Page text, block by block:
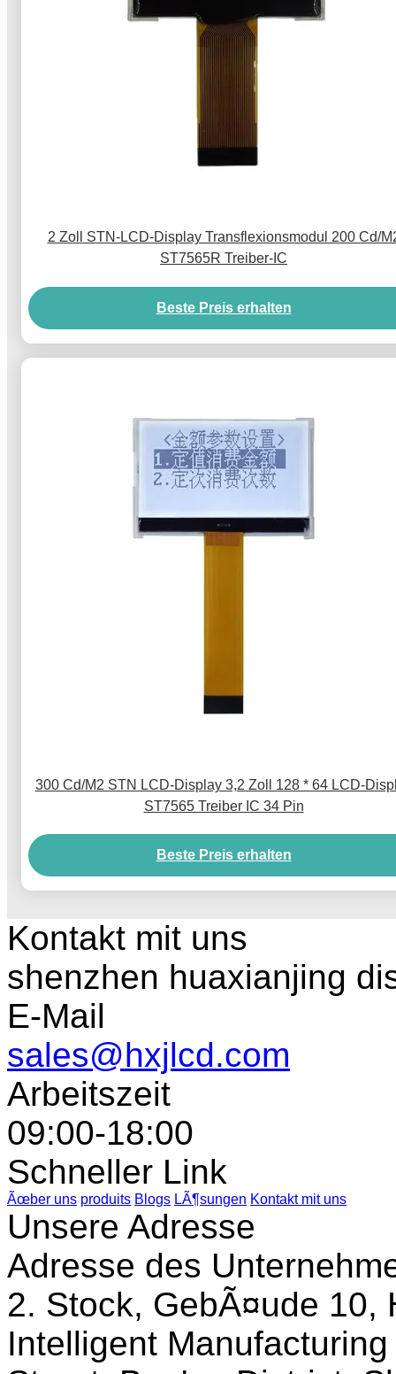
2 Zoll STN-LCD-Display Transflexionsmodul 200 Cd/
ST7565R Treiber-IC
Beste Preis erhalten
300 Cd/M2 STN LCD-Display 3,2 Zoll 128 * 64 LCD-
ST7565 Treiber IC 34 Pin
Beste Preis erhalten
Kontakt mit uns
shenzhen huaxianjing
E-Mail
sales@hxjlcd.com
Arbeitszeit
09:00-18:00
Schneller Link
Ãœber uns produits Blogs LÃ¶sungen Kontakt mit uns
Unsere Adresse
Adresse des
2. Stock, GebÃ¤ude 10,
Intelligent